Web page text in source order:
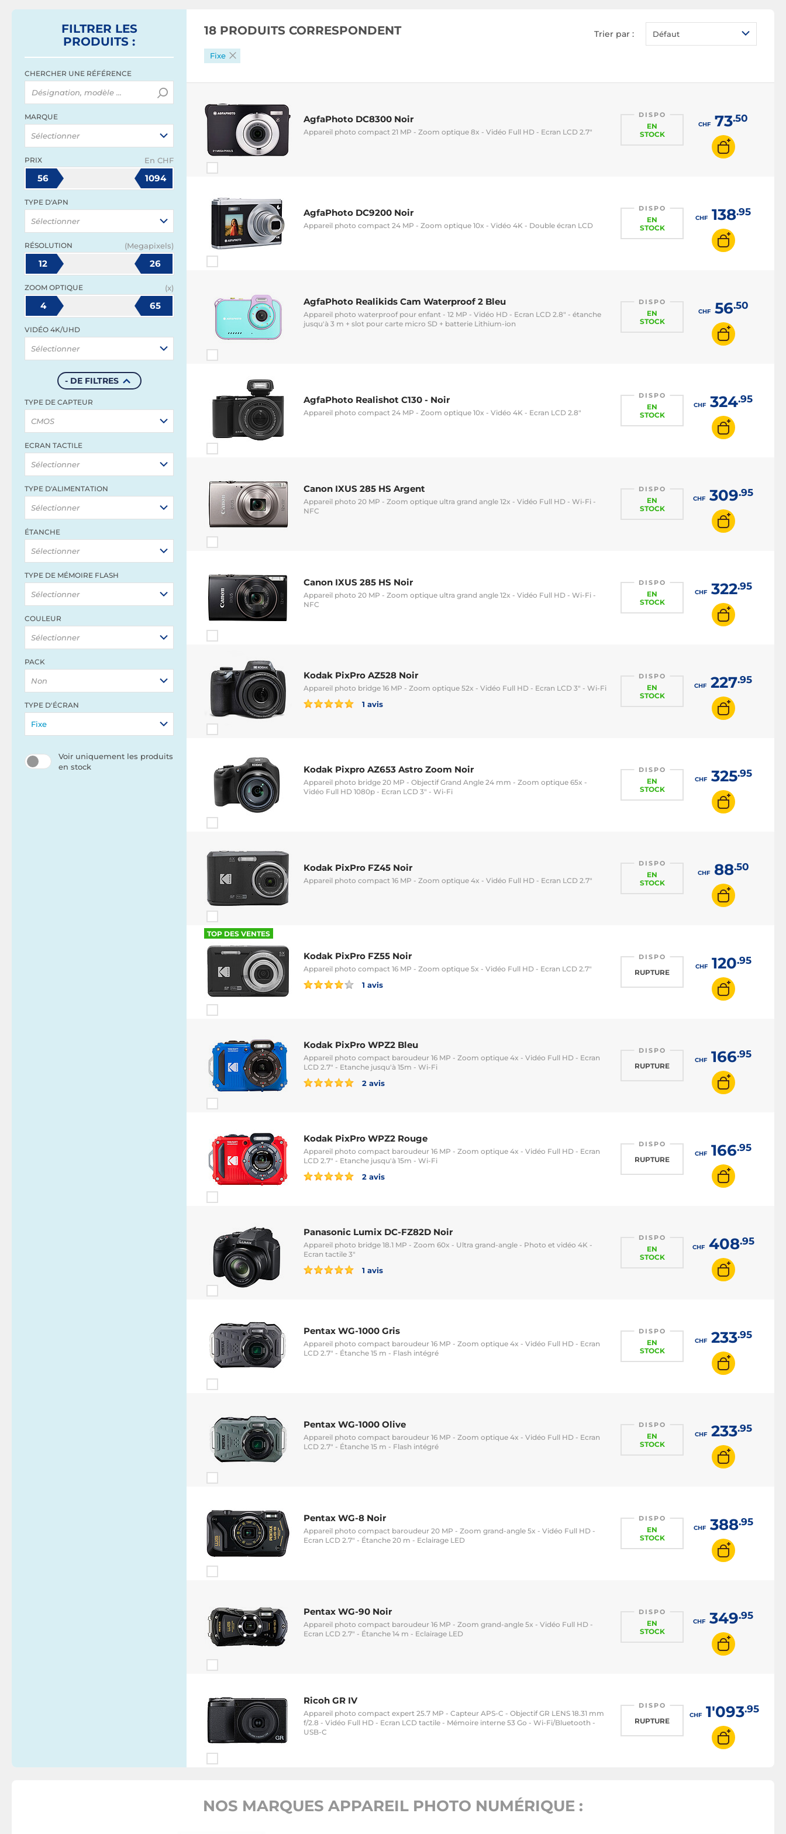
orientable
FILTRER LES
PRODUITS :
CHERCHER UNE RÉFÉRENCE
MARQUE
Sélectionner
PRIX En CHF
56 1094
TYPE D'APN
Sélectionner
RÉSOLUTION (Megapixels)
12 26
ZOOM OPTIQUE (x)
4 65
VIDÉO 4K/UHD
Sélectionner
- DE FILTRES
TYPE DE CAPTEUR
CMOS
ECRAN TACTILE
Sélectionner
TYPE D'ALIMENTATION
Sélectionner
ÉTANCHE
Sélectionner
TYPE DE MÉMOIRE FLASH
Sélectionner
COULEUR
Sélectionner
PACK
Non
TYPE D'ÉCRAN
Fixe
Voir uniquement les produits
en stock
18 PRODUITS CORRESPONDENT Trier par : Défaut
Fixe
AgfaPhoto DC8300 Noir
Appareil photo compact 21 MP - Zoom optique 8x - Vidéo Full HD - Ecran LCD 2.7"
DISPO
EN
STOCK
CHF73.50
AgfaPhoto DC9200 Noir
Appareil photo compact 24 MP - Zoom optique 10x - Vidéo 4K - Double écran LCD
DISPO
EN
STOCK
CHF138.95
AgfaPhoto Realikids Cam Waterproof 2 Bleu
Appareil photo waterproof pour enfant - 12 MP - Vidéo HD - Ecran LCD 2.8" - étanche
jusqu'à 3 m + slot pour carte micro SD + batterie Lithium-ion
DISPO
EN
STOCK
CHF56.50
AgfaPhoto Realishot C130 - Noir
Appareil photo compact 24 MP - Zoom optique 10x - Vidéo 4K - Ecran LCD 2.8"
DISPO
EN
STOCK
CHF324.95
Canon IXUS 285 HS Argent
Appareil photo 20 MP - Zoom optique ultra grand angle 12x - Vidéo Full HD - Wi-Fi -
NFC
DISPO
EN
STOCK
CHF309.95
Canon IXUS 285 HS Noir
Appareil photo 20 MP - Zoom optique ultra grand angle 12x - Vidéo Full HD - Wi-Fi -
NFC
DISPO
EN
STOCK
CHF322.95
Kodak PixPro AZ528 Noir
Appareil photo bridge 16 MP - Zoom optique 52x - Vidéo Full HD - Ecran LCD 3" - Wi-Fi
1 avis
DISPO
EN
STOCK
CHF227.95
Kodak Pixpro AZ653 Astro Zoom Noir
Appareil photo bridge 20 MP - Objectif Grand Angle 24 mm - Zoom optique 65x -
Vidéo Full HD 1080p - Ecran LCD 3" - Wi-Fi
DISPO
EN
STOCK
CHF325.95
Kodak PixPro FZ45 Noir
Appareil photo compact 16 MP - Zoom optique 4x - Vidéo Full HD - Ecran LCD 2.7"
DISPO
EN
STOCK
CHF88.50
TOP DES VENTES
Kodak PixPro FZ55 Noir
Appareil photo compact 16 MP - Zoom optique 5x - Vidéo Full HD - Ecran LCD 2.7"
1 avis
DISPO
RUPTURE
CHF120.95
Kodak PixPro WPZ2 Bleu
Appareil photo compact baroudeur 16 MP - Zoom optique 4x - Vidéo Full HD - Ecran
LCD 2.7" - Etanche jusqu'à 15m - Wi-Fi
2 avis
DISPO
RUPTURE
CHF166.95
Kodak PixPro WPZ2 Rouge
Appareil photo compact baroudeur 16 MP - Zoom optique 4x - Vidéo Full HD - Ecran
LCD 2.7" - Etanche jusqu'à 15m - Wi-Fi
2 avis
DISPO
RUPTURE
CHF166.95
Panasonic Lumix DC-FZ82D Noir
Appareil photo bridge 18.1 MP - Zoom 60x - Ultra grand-angle - Photo et vidéo 4K -
Ecran tactile 3"
1 avis
DISPO
EN
STOCK
CHF408.95
Pentax WG-1000 Gris
Appareil photo compact baroudeur 16 MP - Zoom optique 4x - Vidéo Full HD - Ecran
LCD 2.7" - Étanche 15 m - Flash intégré
DISPO
EN
STOCK
CHF233.95
Pentax WG-1000 Olive
Appareil photo compact baroudeur 16 MP - Zoom optique 4x - Vidéo Full HD - Ecran
LCD 2.7" - Étanche 15 m - Flash intégré
DISPO
EN
STOCK
CHF233.95
Pentax WG-8 Noir
Appareil photo compact baroudeur 20 MP - Zoom grand-angle 5x - Vidéo Full HD -
Ecran LCD 2.7" - Étanche 20 m - Eclairage LED
DISPO
EN
STOCK
CHF388.95
Pentax WG-90 Noir
Appareil photo compact baroudeur 16 MP - Zoom grand-angle 5x - Vidéo Full HD -
Ecran LCD 2.7" - Étanche 14 m - Eclairage LED
DISPO
EN
STOCK
CHF349.95
Ricoh GR IV
Appareil photo compact expert 25.7 MP - Capteur APS-C - Objectif GR LENS 18.31 mm
f/2.8 - Vidéo Full HD - Ecran LCD tactile - Mémoire interne 53 Go - Wi-Fi/Bluetooth -
USB-C
DISPO
RUPTURE
CHF1'093.95
NOS MARQUES APPAREIL PHOTO NUMÉRIQUE :